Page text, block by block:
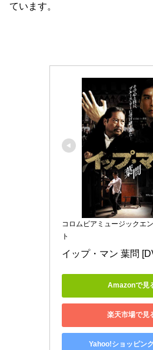
ています。
コロムビアミュージックエ
ト
イップ・マン 葉問
Amazonで見
楽天市場で見
Yahoo!ショッピン